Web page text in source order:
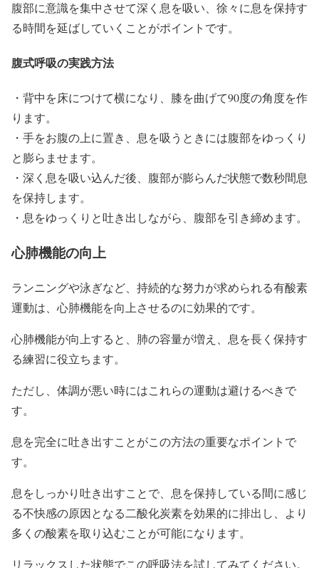
腹部に意識を集中させて深く息を吸い、徐々に息を保持す
る時間を延ばしていくことがポイントです。
腹式呼吸の実践方法
・背中を床につけて横になり、膝を曲げて90度の角度を作
ります。
・手をお腹の上に置き、息を吸うときには腹部をゆっくり
と膨らませます。
・深く息を吸い込んだ後、腹部が膨らんだ状態で数秒間息
を保持します。
・息をゆっくりと吐き出しながら、腹部を引き締めます。
心肺機能の向上
ランニングや泳ぎなど、持続的な努力が求められる有酸素
運動は、心肺機能を向上させるのに効果的です。
心肺機能が向上すると、肺の容量が増え、息を長く保持す
る練習に役立ちます。
ただし、体調が悪い時にはこれらの運動は避けるべきで
す。
息を完全に吐き出すことがこの方法の重要なポイントで
す。
息をしっかり吐き出すことで、息を保持している間に感じ
る不快感の原因となる二酸化炭素を効果的に排出し、より
多くの酸素を取り込むことが可能になります。
リラックスした状態でこの呼吸法を試してみてください。